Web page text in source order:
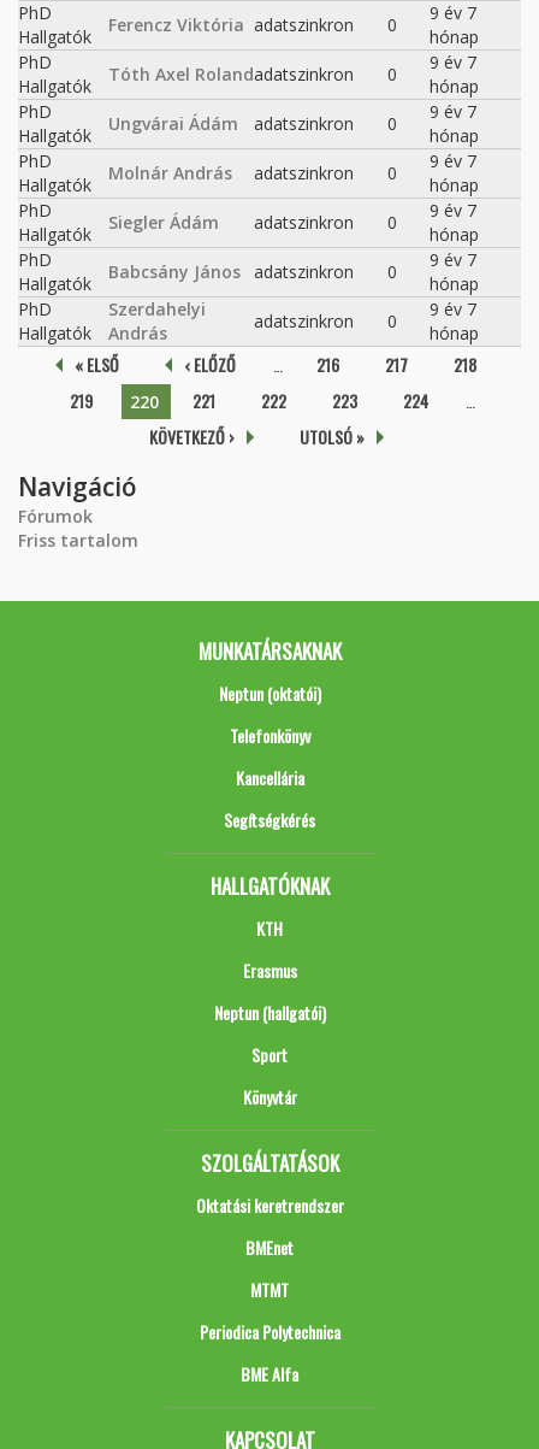
PhD
Hallgatók
Ferencz Viktória adatszinkron 0
9 év 7
hónap
PhD
Hallgatók
Tóth Axel Rolandadatszinkron 0
9 év 7
hónap
PhD
Hallgatók
Ungvárai Ádám adatszinkron 0
9 év 7
hónap
PhD
Hallgatók
Molnár András adatszinkron 0
9 év 7
hónap
PhD
Hallgatók
Siegler Ádám adatszinkron 0
9 év 7
hónap
PhD
Hallgatók
Babcsány János adatszinkron 0
9 év 7
hónap
PhD
Hallgatók
Szerdahelyi
András
adatszinkron 0
9 év 7
hónap
Oldalak
« ELSŐ ‹ ELŐZŐ 216 217
218
219
220 221 222 223 224
KÖVETKEZŐ ›
UTOLSÓ »
Navigáció
Fórumok
Friss tartalom
MUNKATÁRSAKNAK
Neptun (oktatói)
Telefonkönyv
Kancellária
Segítségkérés
HALLGATÓKNAK
KTH
Erasmus
Neptun (hallgatói)
Sport
Könyvtár
SZOLGÁLTATÁSOK
Oktatási keretrendszer
BMEnet
MTMT
Periodica Polytechnica
BME Alfa
KAPCSOLAT